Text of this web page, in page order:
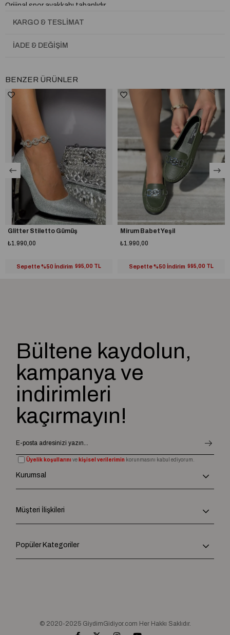
Orijinal spor ayakkabı tabanlıdır.
Ürün üzerinde bulunan taşlar sabittir.
A plus kalite kusursuz işçilik
KARGO & TESLIMAT
İADE & DEĞIŞIM
BENZER ÜRÜNLER
Glitter Stiletto Gümüş
₺1.990,00
Sepette %50 İndirim 995,00 TL
Mirum Babet Yeşil
₺1.990,00
Sepette %50 İndirim 995,00 TL
Bültene kaydolun,
kampanya ve
indirimleri
kaçırmayın!
Üyelik koşullarını ve kişisel verilerimin korunmasını kabul ediyorum.
Kurumsal
Müşteri İlişkileri
Popüler Kategoriler
© 2020-2025 GiydimGidiyor.com Her Hakkı Saklıdır.